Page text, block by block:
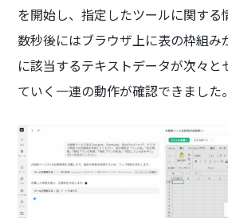
を開始し、指定したツールに関する
数秒後にはブラウザ上に表の枠組み
に該当するテキストデータが次々
ていく一連の動作が確認できました。